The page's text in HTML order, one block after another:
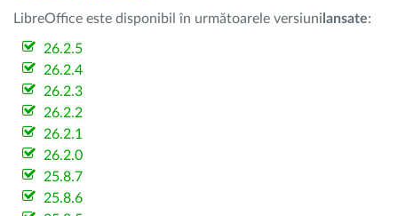
LibreOffice este disponibil în următoarele versiuni lansate:
26.2.5
26.2.4
26.2.3
26.2.2
26.2.1
26.2.0
25.8.7
25.8.6